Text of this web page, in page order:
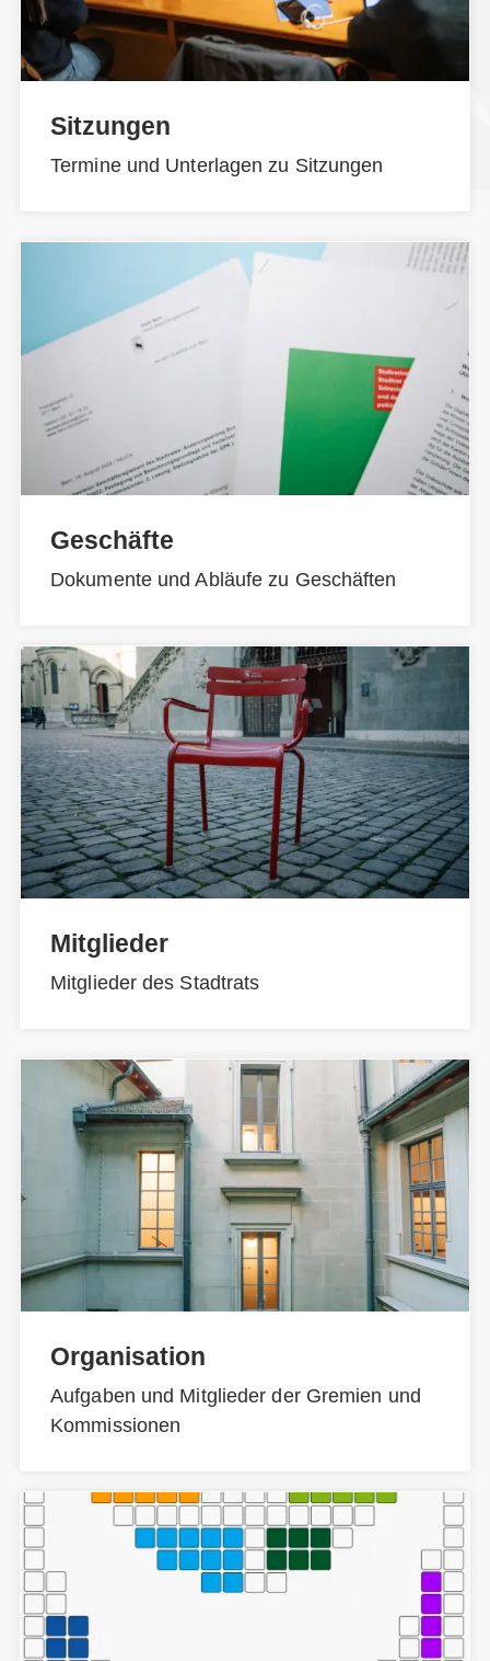
Sitzungen
Termine und Unterlagen zu Sitzungen
Geschäfte
Dokumente und Abläufe zu Geschäften
Mitglieder
Mitglieder des Stadtrats
Organisation
Aufgaben und Mitglieder der Gremien und
Kommissionen